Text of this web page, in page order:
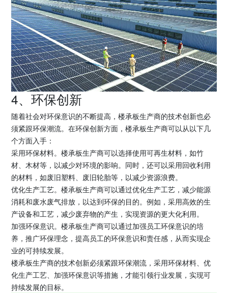
4、环保创新
随着社会对环保意识的不断提高，楼承板生产商的技术创新也必
须紧跟环保潮流。在环保创新方面，楼承板生产商可以从以下几
个方面入手：
采用环保材料。楼承板生产商可以选择使用可再生材料，如竹
材、木材等，以减少对环境的影响。同时，还可以采用回收利用
的材料，如废旧塑料、废旧轮胎等，以减少资源浪费。
优化生产工艺。楼承板生产商可以通过优化生产工艺，减少能源
消耗和废水废气排放，以达到环保的目的。例如，采用高效的生
产设备和工艺，减少废弃物的产生，实现资源的更大化利用。
加强环保意识。楼承板生产商可以通过加强员工环保意识的培
养，推广环保理念，提高员工的环保意识和责任感，从而实现企
业的可持续发展。
楼承板生产商的技术创新必须紧跟环保潮流，采用环保材料、优
化生产工艺、加强环保意识等措施，才能引领行业发展，实现可
持续发展的目标。